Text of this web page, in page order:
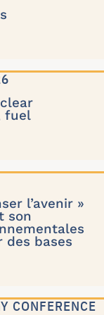
fuel
l’avenir »
son
bases
CONFERENCE